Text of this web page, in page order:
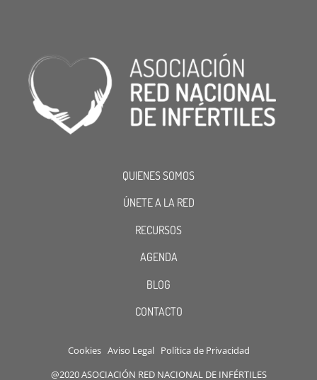
QUIENES SOMOS
ÚNETE A LA RED
RECURSOS
AGENDA
BLOG
CONTACTO
Cookies Aviso Legal Política de Privacidad
@2020 ASOCIACIÓN RED NACIONAL DE INFÉRTILES